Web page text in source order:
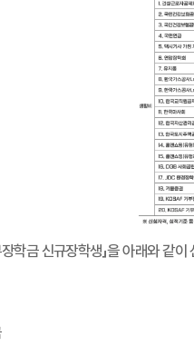
학금 신규장학생」을 아래와 같